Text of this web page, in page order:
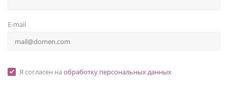
E-mail
Я согласен на обработку персональных данных